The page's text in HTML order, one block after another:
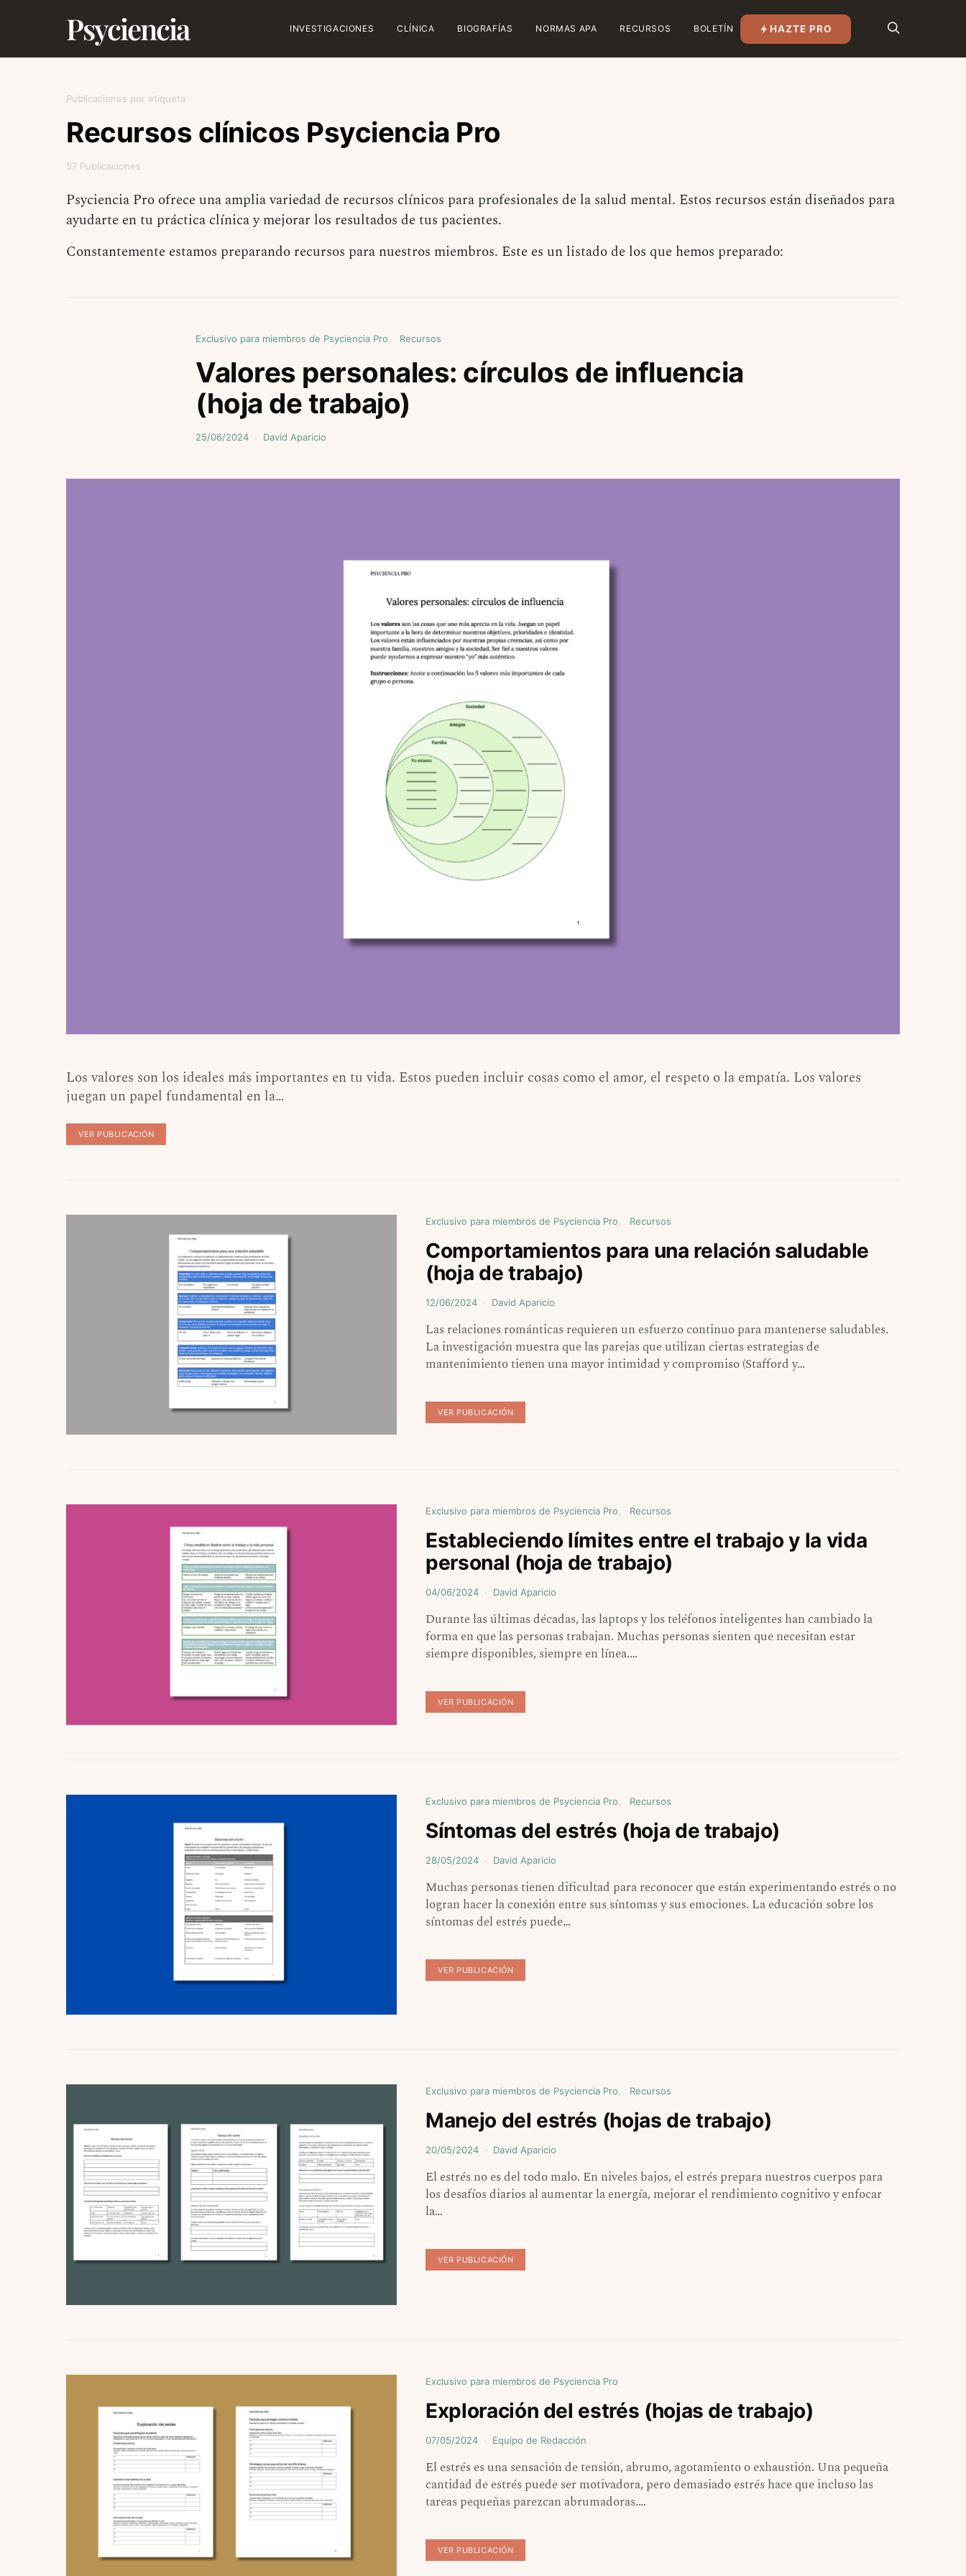
Psyciencia INVESTIGACIONES CLÍNICA BIOGRAFÍAS NORMAS APA RECURSOS BOLETÍN HAZTE PRO
Publicaciones por etiqueta
Recursos clínicos Psyciencia Pro
57 Publicaciones
Psyciencia Pro ofrece una amplia variedad de recursos clínicos para profesionales de la salud mental. Estos recursos están diseñados para
ayudarte en tu práctica clínica y mejorar los resultados de tus pacientes.
Constantemente estamos preparando recursos para nuestros miembros. Este es un listado de los que hemos preparado:
Exclusivo para miembros de Psyciencia Pro Recursos
Valores personales: círculos de influencia
(hoja de trabajo)
25/06/2024 David Aparicio
Los valores son los ideales más importantes en tu vida. Estos pueden incluir cosas como el amor, el respeto o la empatía. Los valores
juegan un papel fundamental en la…
VER PUBLICACIÓN
Exclusivo para miembros de Psyciencia Pro Recursos
Comportamientos para una relación saludable
(hoja de trabajo)
12/06/2024 David Aparicio
Las relaciones románticas requieren un esfuerzo continuo para mantenerse saludables.
La investigación muestra que las parejas que utilizan ciertas estrategias de
mantenimiento tienen una mayor intimidad y compromiso (Stafford y…
VER PUBLICACIÓN
Exclusivo para miembros de Psyciencia Pro Recursos
Estableciendo límites entre el trabajo y la vida
personal (hoja de trabajo)
04/06/2024 David Aparicio
Durante las últimas décadas, las laptops y los teléfonos inteligentes han cambiado la
forma en que las personas trabajan. Muchas personas sienten que necesitan estar
siempre disponibles, siempre en línea.…
VER PUBLICACIÓN
Exclusivo para miembros de Psyciencia Pro Recursos
Síntomas del estrés (hoja de trabajo)
28/05/2024 David Aparicio
Muchas personas tienen dificultad para reconocer que están experimentando estrés o no
logran hacer la conexión entre sus síntomas y sus emociones. La educación sobre los
síntomas del estrés puede…
VER PUBLICACIÓN
Exclusivo para miembros de Psyciencia Pro Recursos
Manejo del estrés (hojas de trabajo)
20/05/2024 David Aparicio
El estrés no es del todo malo. En niveles bajos, el estrés prepara nuestros cuerpos para
los desafíos diarios al aumentar la energía, mejorar el rendimiento cognitivo y enfocar
la…
VER PUBLICACIÓN
Exclusivo para miembros de Psyciencia Pro
Exploración del estrés (hojas de trabajo)
07/05/2024 Equipo de Redacción
El estrés es una sensación de tensión, abrumo, agotamiento o exhaustión. Una pequeña
cantidad de estrés puede ser motivadora, pero demasiado estrés hace que incluso las
tareas pequeñas parezcan abrumadoras.…
VER PUBLICACIÓN